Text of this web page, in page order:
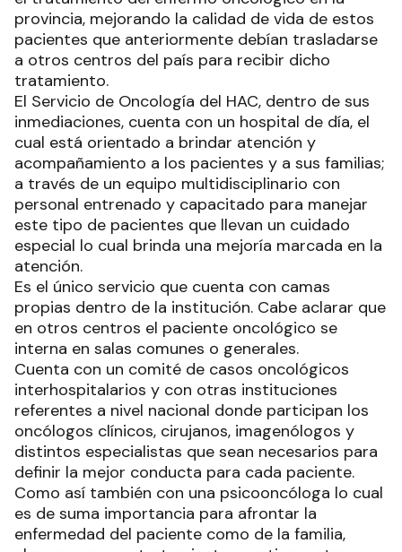
provincia, mejorando la calidad de vida de estos
pacientes que anteriormente debían trasladarse
a otros centros del país para recibir dicho
tratamiento.
El Servicio de Oncología del HAC, dentro de sus
inmediaciones, cuenta con un hospital de día, el
cual está orientado a brindar atención y
acompañamiento a los pacientes y a sus familias;
a través de un equipo multidisciplinario con
personal entrenado y capacitado para manejar
este tipo de pacientes que llevan un cuidado
especial lo cual brinda una mejoría marcada en la
atención.
Es el único servicio que cuenta con camas
propias dentro de la institución. Cabe aclarar que
en otros centros el paciente oncológico se
interna en salas comunes o generales.
Cuenta con un comité de casos oncológicos
interhospitalarios y con otras instituciones
referentes a nivel nacional donde participan los
oncólogos clínicos, cirujanos, imagenólogos y
distintos especialistas que sean necesarios para
definir la mejor conducta para cada paciente.
Como así también con una psicooncóloga lo cual
es de suma importancia para afrontar la
enfermedad del paciente como de la familia,